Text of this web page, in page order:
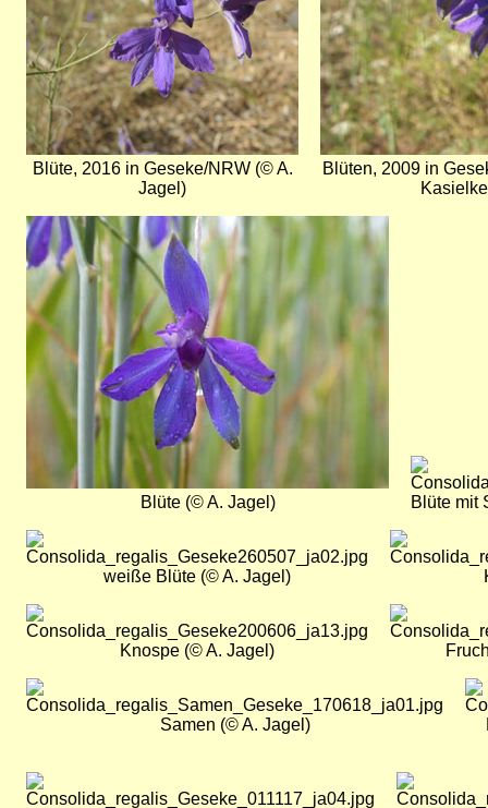
Blüte, 2016 in Geseke/NRW (© A.
Jagel)
Blüten, 2009 in
Bild
Blüte (© A. Jagel)
Bild
Blüte mit
Bild
weiße Blüte (© A. Jagel)
Bild
Bild
Knospe (© A. Jagel)
Bild
Bild
Samen (© A. Jagel)
Bild
Bild